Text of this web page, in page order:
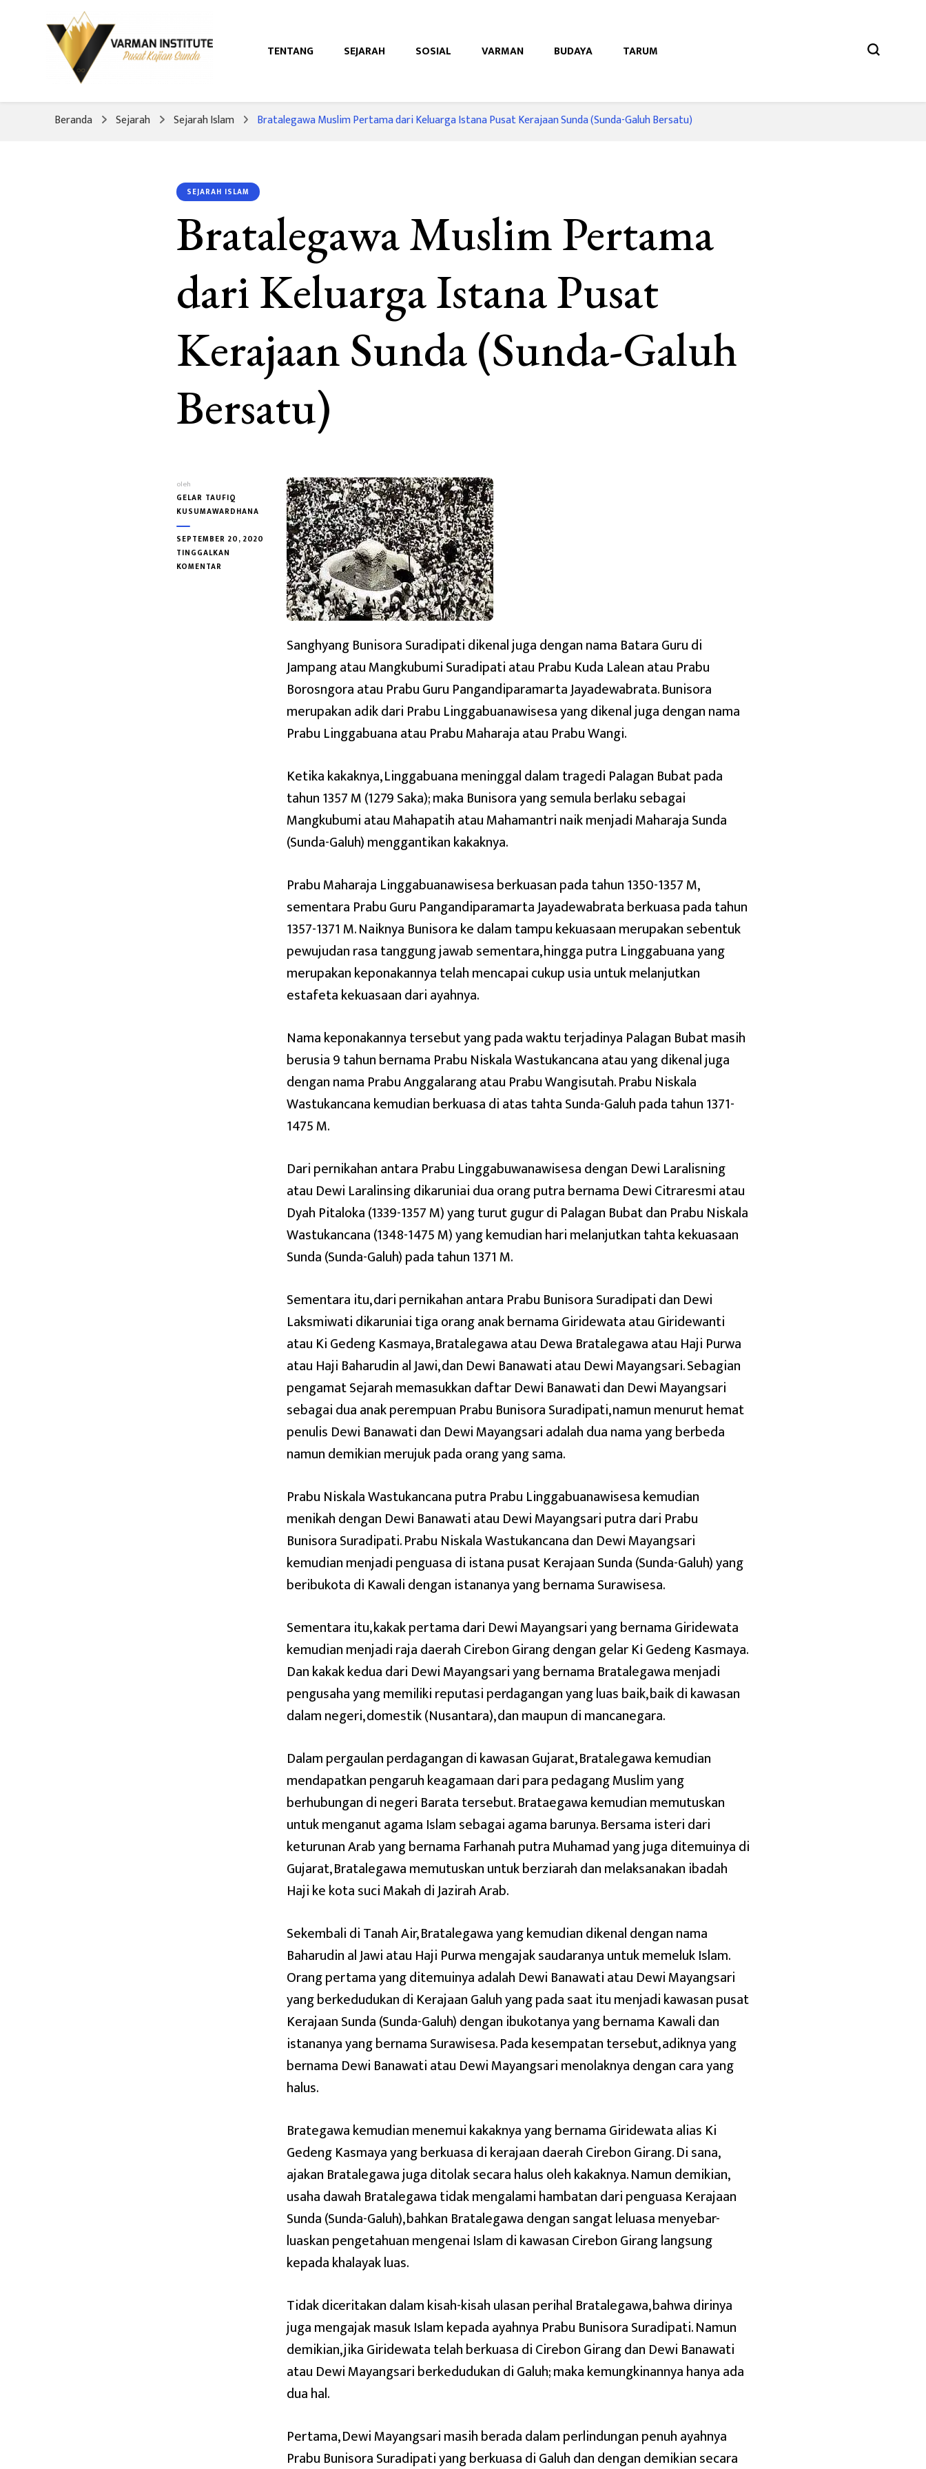
Varman Institute
Pusat Kajian Sunda
TENTANG SEJARAH SOSIAL VARMAN BUDAYA TARUM
Beranda Sejarah Sejarah Islam Bratalegawa Muslim Pertama dari Keluarga Istana Pusat Kerajaan Sunda (Sunda-Galuh Bersatu)
SEJARAH ISLAM
Bratalegawa Muslim Pertama
dari Keluarga Istana Pusat
Kerajaan Sunda (Sunda-Galuh
Bersatu)
oleh
GELAR TAUFIQ
KUSUMAWARDHANA
SEPTEMBER 20, 2020
TINGGALKAN
KOMENTAR
Sanghyang Bunisora Suradipati dikenal juga dengan nama Batara Guru di
Jampang atau Mangkubumi Suradipati atau Prabu Kuda Lalean atau Prabu
Borosngora atau Prabu Guru Pangandiparamarta Jayadewabrata. Bunisora
merupakan adik dari Prabu Linggabuanawisesa yang dikenal juga dengan nama
Prabu Linggabuana atau Prabu Maharaja atau Prabu Wangi.
Ketika kakaknya, Linggabuana meninggal dalam tragedi Palagan Bubat pada
tahun 1357 M (1279 Saka); maka Bunisora yang semula berlaku sebagai
Mangkubumi atau Mahapatih atau Mahamantri naik menjadi Maharaja Sunda
(Sunda-Galuh) menggantikan kakaknya.
Prabu Maharaja Linggabuanawisesa berkuasan pada tahun 1350-1357 M,
sementara Prabu Guru Pangandiparamarta Jayadewabrata berkuasa pada tahun
1357-1371 M. Naiknya Bunisora ke dalam tampu kekuasaan merupakan sebentuk
pewujudan rasa tanggung jawab sementara, hingga putra Linggabuana yang
merupakan keponakannya telah mencapai cukup usia untuk melanjutkan
estafeta kekuasaan dari ayahnya.
Nama keponakannya tersebut yang pada waktu terjadinya Palagan Bubat masih
berusia 9 tahun bernama Prabu Niskala Wastukancana atau yang dikenal juga
dengan nama Prabu Anggalarang atau Prabu Wangisutah. Prabu Niskala
Wastukancana kemudian berkuasa di atas tahta Sunda-Galuh pada tahun 1371-
1475 M.
Dari pernikahan antara Prabu Linggabuwanawisesa dengan Dewi Laralisning
atau Dewi Laralinsing dikaruniai dua orang putra bernama Dewi Citraresmi atau
Dyah Pitaloka (1339-1357 M) yang turut gugur di Palagan Bubat dan Prabu Niskala
Wastukancana (1348-1475 M) yang kemudian hari melanjutkan tahta kekuasaan
Sunda (Sunda-Galuh) pada tahun 1371 M.
Sementara itu, dari pernikahan antara Prabu Bunisora Suradipati dan Dewi
Laksmiwati dikaruniai tiga orang anak bernama Giridewata atau Giridewanti
atau Ki Gedeng Kasmaya, Bratalegawa atau Dewa Bratalegawa atau Haji Purwa
atau Haji Baharudin al Jawi, dan Dewi Banawati atau Dewi Mayangsari. Sebagian
pengamat Sejarah memasukkan daftar Dewi Banawati dan Dewi Mayangsari
sebagai dua anak perempuan Prabu Bunisora Suradipati, namun menurut hemat
penulis Dewi Banawati dan Dewi Mayangsari adalah dua nama yang berbeda
namun demikian merujuk pada orang yang sama.
Prabu Niskala Wastukancana putra Prabu Linggabuanawisesa kemudian
menikah dengan Dewi Banawati atau Dewi Mayangsari putra dari Prabu
Bunisora Suradipati. Prabu Niskala Wastukancana dan Dewi Mayangsari
kemudian menjadi penguasa di istana pusat Kerajaan Sunda (Sunda-Galuh) yang
beribukota di Kawali dengan istananya yang bernama Surawisesa.
Sementara itu, kakak pertama dari Dewi Mayangsari yang bernama Giridewata
kemudian menjadi raja daerah Cirebon Girang dengan gelar Ki Gedeng Kasmaya.
Dan kakak kedua dari Dewi Mayangsari yang bernama Bratalegawa menjadi
pengusaha yang memiliki reputasi perdagangan yang luas baik, baik di kawasan
dalam negeri, domestik (Nusantara), dan maupun di mancanegara.
Dalam pergaulan perdagangan di kawasan Gujarat, Bratalegawa kemudian
mendapatkan pengaruh keagamaan dari para pedagang Muslim yang
berhubungan di negeri Barata tersebut. Brataegawa kemudian memutuskan
untuk menganut agama Islam sebagai agama barunya. Bersama isteri dari
keturunan Arab yang bernama Farhanah putra Muhamad yang juga ditemuinya di
Gujarat, Bratalegawa memutuskan untuk berziarah dan melaksanakan ibadah
Haji ke kota suci Makah di Jazirah Arab.
Sekembali di Tanah Air, Bratalegawa yang kemudian dikenal dengan nama
Baharudin al Jawi atau Haji Purwa mengajak saudaranya untuk memeluk Islam.
Orang pertama yang ditemuinya adalah Dewi Banawati atau Dewi Mayangsari
yang berkedudukan di Kerajaan Galuh yang pada saat itu menjadi kawasan pusat
Kerajaan Sunda (Sunda-Galuh) dengan ibukotanya yang bernama Kawali dan
istananya yang bernama Surawisesa. Pada kesempatan tersebut, adiknya yang
bernama Dewi Banawati atau Dewi Mayangsari menolaknya dengan cara yang
halus.
Brategawa kemudian menemui kakaknya yang bernama Giridewata alias Ki
Gedeng Kasmaya yang berkuasa di kerajaan daerah Cirebon Girang. Di sana,
ajakan Bratalegawa juga ditolak secara halus oleh kakaknya. Namun demikian,
usaha dawah Bratalegawa tidak mengalami hambatan dari penguasa Kerajaan
Sunda (Sunda-Galuh), bahkan Bratalegawa dengan sangat leluasa menyebar-
luaskan pengetahuan mengenai Islam di kawasan Cirebon Girang langsung
kepada khalayak luas.
Tidak diceritakan dalam kisah-kisah ulasan perihal Bratalegawa, bahwa dirinya
juga mengajak masuk Islam kepada ayahnya Prabu Bunisora Suradipati. Namun
demikian, jika Giridewata telah berkuasa di Cirebon Girang dan Dewi Banawati
atau Dewi Mayangsari berkedudukan di Galuh; maka kemungkinannya hanya ada
dua hal.
Pertama, Dewi Mayangsari masih berada dalam perlindungan penuh ayahnya
Prabu Bunisora Suradipati yang berkuasa di Galuh dan dengan demikian secara